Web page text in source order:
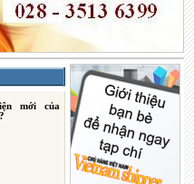
mới của